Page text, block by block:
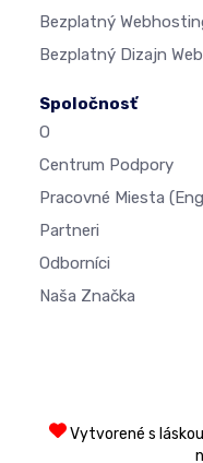
Bezplatný
Bezplatný Dizajn
Spoločnosť
O
Centrum Podpory
Pracovné Miesta
Partneri
Odborníci
Naša Značka
Vytvorené s